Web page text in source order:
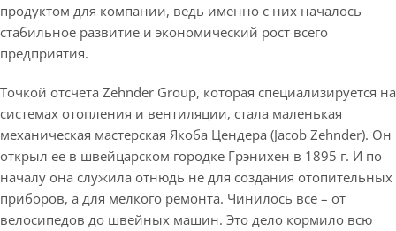
продуктом для компании, ведь именно с них началось
стабильное развитие и экономический рост всего
предприятия.
Точкой отсчета Zehnder Group, которая специализируется на
системах отопления и вентиляции, стала маленькая
механическая мастерская Якоба Цендера (Jacob Zehnder). Он
открыл ее в швейцарском городке Грэнихен в 1895 г. И по
началу она служила отнюдь не для создания отопительных
приборов, а для мелкого ремонта. Чинилось все – от
велосипедов до швейных машин. Это дело кормило всю